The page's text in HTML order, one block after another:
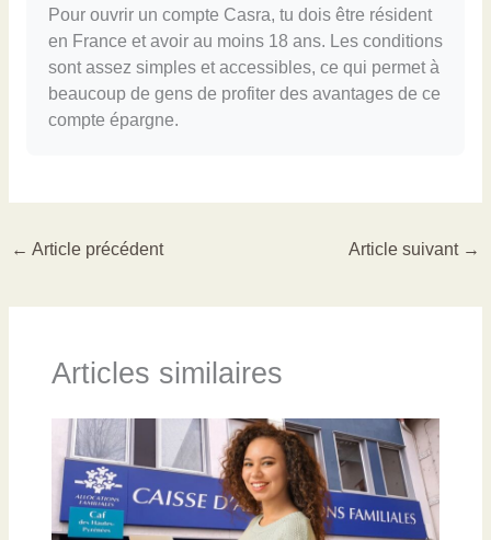
Pour ouvrir un compte Casra, tu dois être résident
en France et avoir au moins 18 ans. Les conditions
sont assez simples et accessibles, ce qui permet à
beaucoup de gens de profiter des avantages de ce
compte épargne.
← Article précédent Article suivant →
Articles similaires